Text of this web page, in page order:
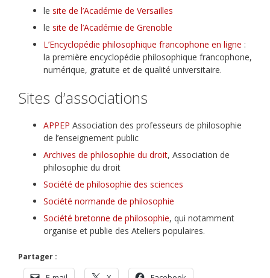
le site de l’Académie de Versailles
le site de l’Académie de Grenoble
L’Encyclopédie philosophique francophone en ligne :
la première encyclopédie philosophique francophone,
numérique, gratuite et de qualité universitaire.
Sites d’associations
APPEP Association des professeurs de philosophie
de l’enseignement public
Archives de philosophie du droit, Association de
philosophie du droit
Société de philosophie des sciences
Société normande de philosophie
Société bretonne de philosophie, qui notamment
organise et publie des Ateliers populaires.
Partager :